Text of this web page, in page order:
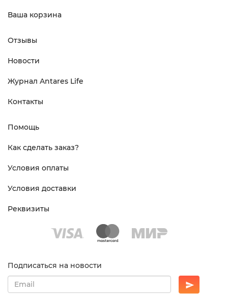
Ваша корзина
Отзывы
Новости
Журнал Antares Life
Контакты
Помощь
Как сделать заказ?
Условия оплаты
Условия доставки
Реквизиты
Подписаться на новости